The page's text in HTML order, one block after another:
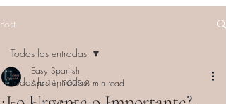
Post
Todas las entradas
Todas las entradas
Easy Spanish
Apr 11, 2023 8 min read